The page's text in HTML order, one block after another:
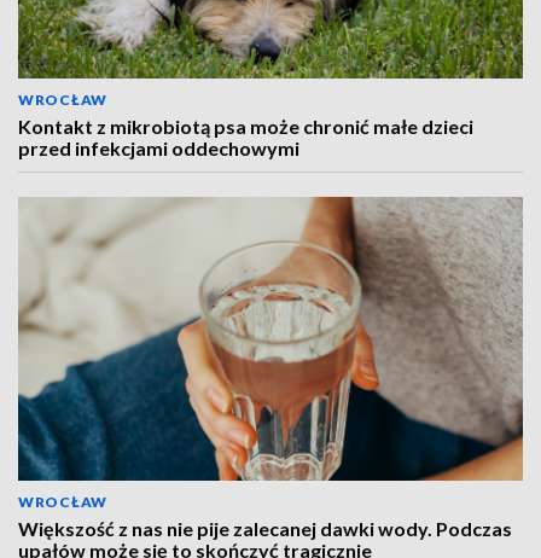
WROCŁAW
Kontakt z mikrobiotą psa może chronić małe dzieci
przed infekcjami oddechowymi
WROCŁAW
Większość z nas nie pije zalecanej dawki wody. Podczas
upałów może się to skończyć tragicznie